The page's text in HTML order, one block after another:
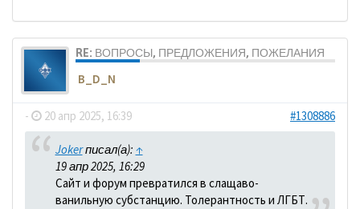
RE: ВОПРОСЫ, ПРЕДЛОЖЕНИЯ, ПОЖЕЛАНИЯ
B_D_N
- 20 апр 2025, 16:39 #1308886
Jokerписал(а): ↑
19 апр 2025, 16:29
Сайт и форум превратился в слащаво-
ванильную субстанцию. Толерантность и ЛГБТ.